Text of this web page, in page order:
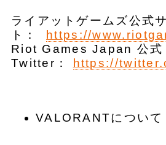
ライアットゲームズ公式
ト：
https://
Riot Games Japan 公式
Twitter：
https://
VALORANTについて